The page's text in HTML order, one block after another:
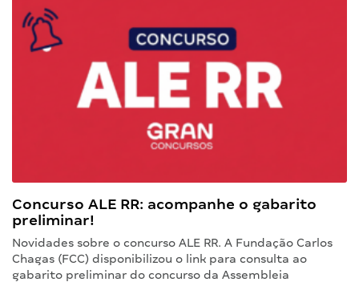
Concurso ALE RR: acompanhe o gabarito
preliminar!
Novidades sobre o concurso ALE RR. A Fundação Carlos
Chagas (FCC) disponibilizou o link para consulta ao
gabarito preliminar do concurso da Assembleia